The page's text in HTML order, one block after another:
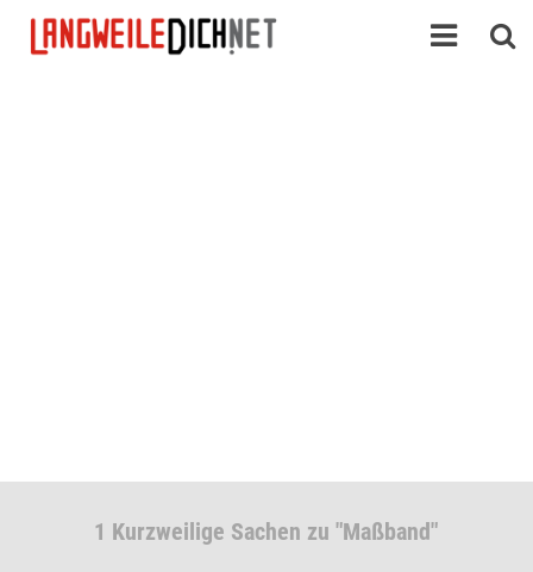
1 Kurzweilige Sachen zu "Maßband"